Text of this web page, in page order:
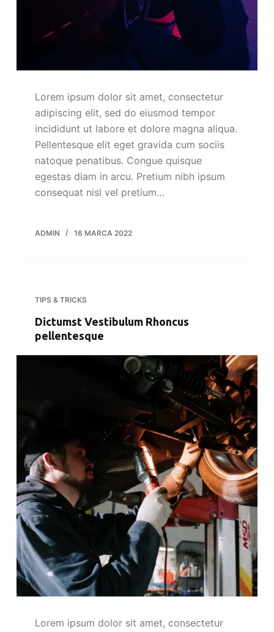
Lorem ipsum dolor sit amet, consectetur
adipiscing elit, sed do eiusmod tempor
incididunt ut labore et dolore magna aliqua.
Pellentesque elit eget gravida cum sociis
natoque penatibus. Congue quisque
egestas diam in arcu. Pretium nibh ipsum
consequat nisl vel pretium…
ADMIN 16 MARCA 2022
TIPS & TRICKS
Dictumst Vestibulum Rhoncus
pellentesque
Lorem ipsum dolor sit amet, consectetur